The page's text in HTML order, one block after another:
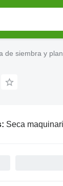
de siembra y
Seca